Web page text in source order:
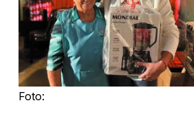
Foto: